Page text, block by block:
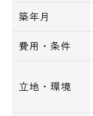
独立洗面台
シャワートイレ
BS/CS CATV
インターネッ
築年月
費用・条件
立地・環境